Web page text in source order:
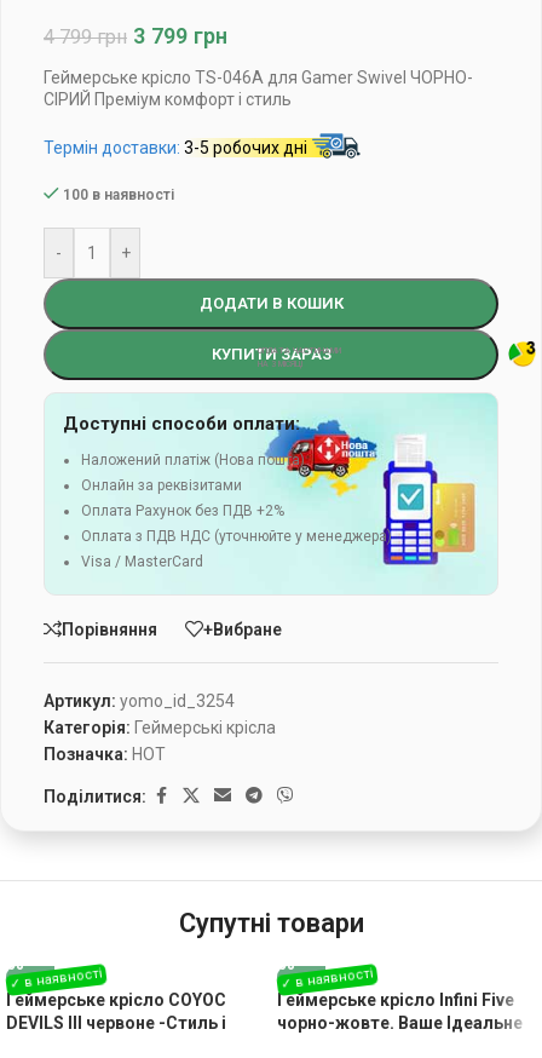
4 799грн 3 799 грн
Геймерське крісло TS-046A для Gamer Swivel ЧОРНО-
СІРИЙ Преміум комфорт і стиль
Термін доставки: 3-5 робочих дні
100 в наявності
- +
ДОДАТИ В КОШИК
КУПИТИ ЗАРАЗ
Доступні способи оплати:
Наложений платіж (Нова пошта)
Онлайн за реквізитами
Оплата Рахунок без ПДВ +2%
Оплата з ПДВ НДС (уточнюйте у менеджера)
Visa / MasterCard
Порівняння +Вибране
Артикул: yomo_id_3254
Категорія: Геймерські крісла
Позначка: HOT
Поділитися:
Супутні товари
Геймерське крісло COYOC
DEVILS III червоне -Стиль і
Геймерське крісло Infini Five
чорно-жовте. Ваше Ідеальне